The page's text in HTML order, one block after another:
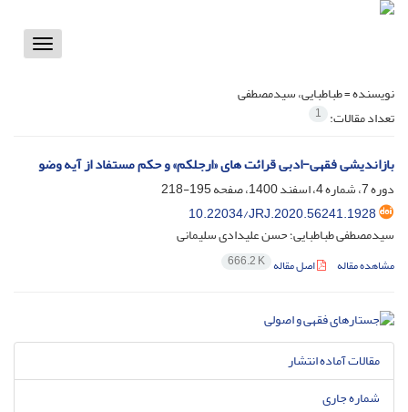
Toggle
نویسنده =طباطبایی، سیدمصطفی
تعداد مقالات: 1
بازاندیشی فقهی-ادبی قرائت های «ارجلکم» و حکم مستفاد از آیه وضو
دوره 7، شماره 4، اسفند 1400، صفحه
195-218
10.22034/JRJ.2020.56241.1928
سیدمصطفی طباطبایی؛ حسن علیدادی سلیمانی
مشاهده مقاله اصل مقاله 666.2 K
مقالات آماده انتشار
شماره جاری